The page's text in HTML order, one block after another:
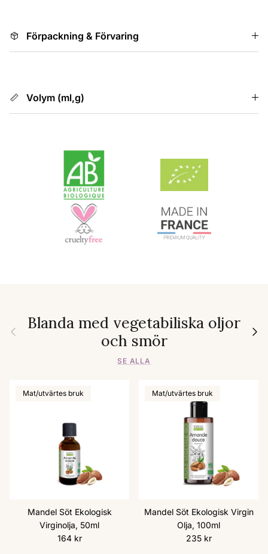
Förpackning & Förvaring
Volym (ml,g)
FöregåendeBlanda med vegetabiliska oljor
och smör
Nästa
SE ALLA
Mat/utvärtes bruk
Mandel Söt Ekologisk
Virginolja, 50ml
Ordinarie pris
164 kr
Mat/utvärtes bruk
Mandel Söt Ekologisk Virgin
Olja, 100ml
Ordinarie pris
235 kr